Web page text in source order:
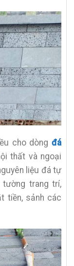
cho dòng đá
thất và ngoại
liệu đá tự
tường trang trí,
tiền, sảnh các